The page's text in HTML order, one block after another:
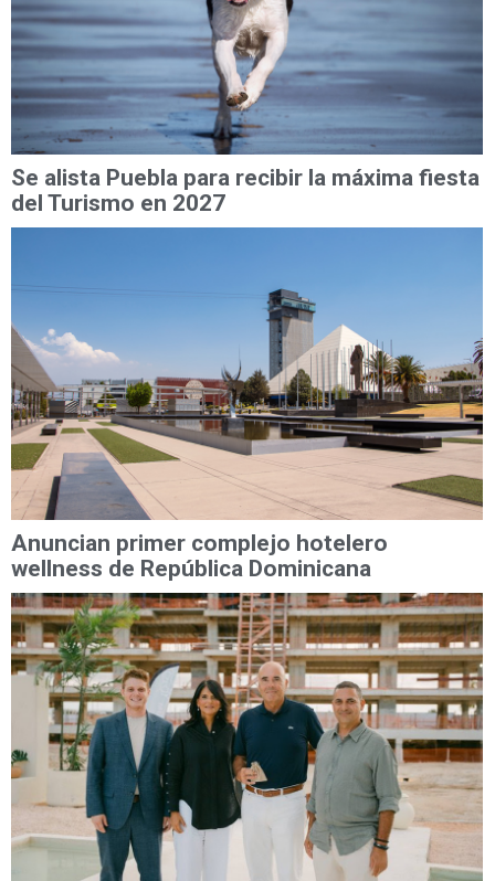
Se alista Puebla para recibir la máxima fiesta
del Turismo en 2027
Anuncian primer complejo hotelero
wellness de República Dominicana